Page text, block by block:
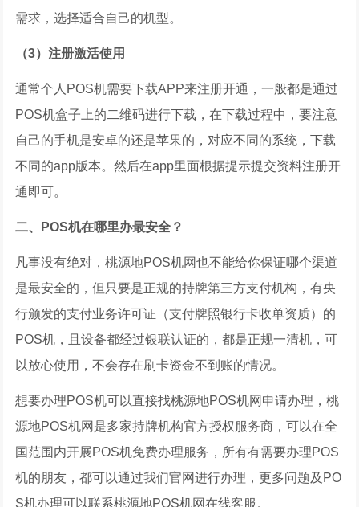
需求，选择适合自己的机型。
（3）注册激活使用
通常个人POS机需要下载APP来注册开通，一般都是通过
POS机盒子上的二维码进行下载，在下载过程中，要注意
自己的手机是安卓的还是苹果的，对应不同的系统，下载
不同的app版本。然后在app里面根据提示提交资料注册开
通即可。
二、POS机在哪里办最安全？
凡事没有绝对，桃源地POS机网也不能给你保证哪个渠道
是最安全的，但只要是正规的持牌第三方支付机构，有央
行颁发的支付业务许可证（支付牌照银行卡收单资质）的
POS机，且设备都经过银联认证的，都是正规一清机，可
以放心使用，不会存在刷卡资金不到账的情况。
想要办理POS机可以直接找桃源地POS机网申请办理，桃
源地POS机网是多家持牌机构官方授权服务商，可以在全
国范围内开展POS机免费办理服务，所有有需要办理POS
机的朋友，都可以通过我们官网进行办理，更多问题及PO
S机办理可以联系桃源地POS机网在线客服。